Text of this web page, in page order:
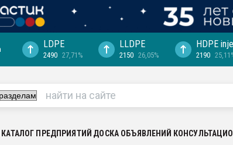
с.-в.
LDPE
2490 27,71%
LLDPE
2150 26,05%
HDPE
2190
КАТАЛОГ ПРЕДПРИЯТИЙ ДОСКА ОБЪЯВЛЕНИЙ